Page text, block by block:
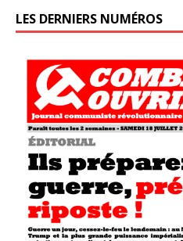
LES DERNIERS NUMÉROS